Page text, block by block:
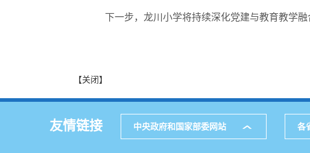
下一步，龙川小学将持续深化党建与教育教学
【关闭】
友情链接 中央政府和国家部委网站 各